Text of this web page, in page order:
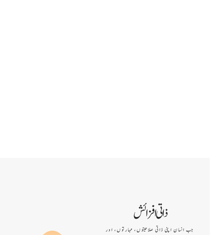
ذاتی افزائش
جب انسان اپنی ذاتی صلاحیتوں، مہارتوں، اور